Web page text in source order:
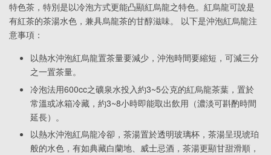
特色茶，特別是以冷泡方式更能凸顯紅烏龍之特色。紅烏龍可說是
有紅茶的茶湯水色，兼具烏龍茶的甘醇滋味。 以下是沖泡紅烏龍注
意事項：
以熱水沖泡紅烏龍置茶量要減少，沖泡時間要縮短，可減三分
之一置茶量。
冷泡法用600cc之礦泉水投入約3~5公克的紅烏龍茶葉，置於
常溫或冰箱冷藏，約3~8小時即能取出飲用（濃淡可斟酌時間
延長）。
以熱水沖泡紅烏龍冷卻，茶湯置於透明玻璃杯，茶湯呈現琥珀
般的水色，有如典藏白蘭地、威士忌酒，茶湯更顯甘甜滑順，